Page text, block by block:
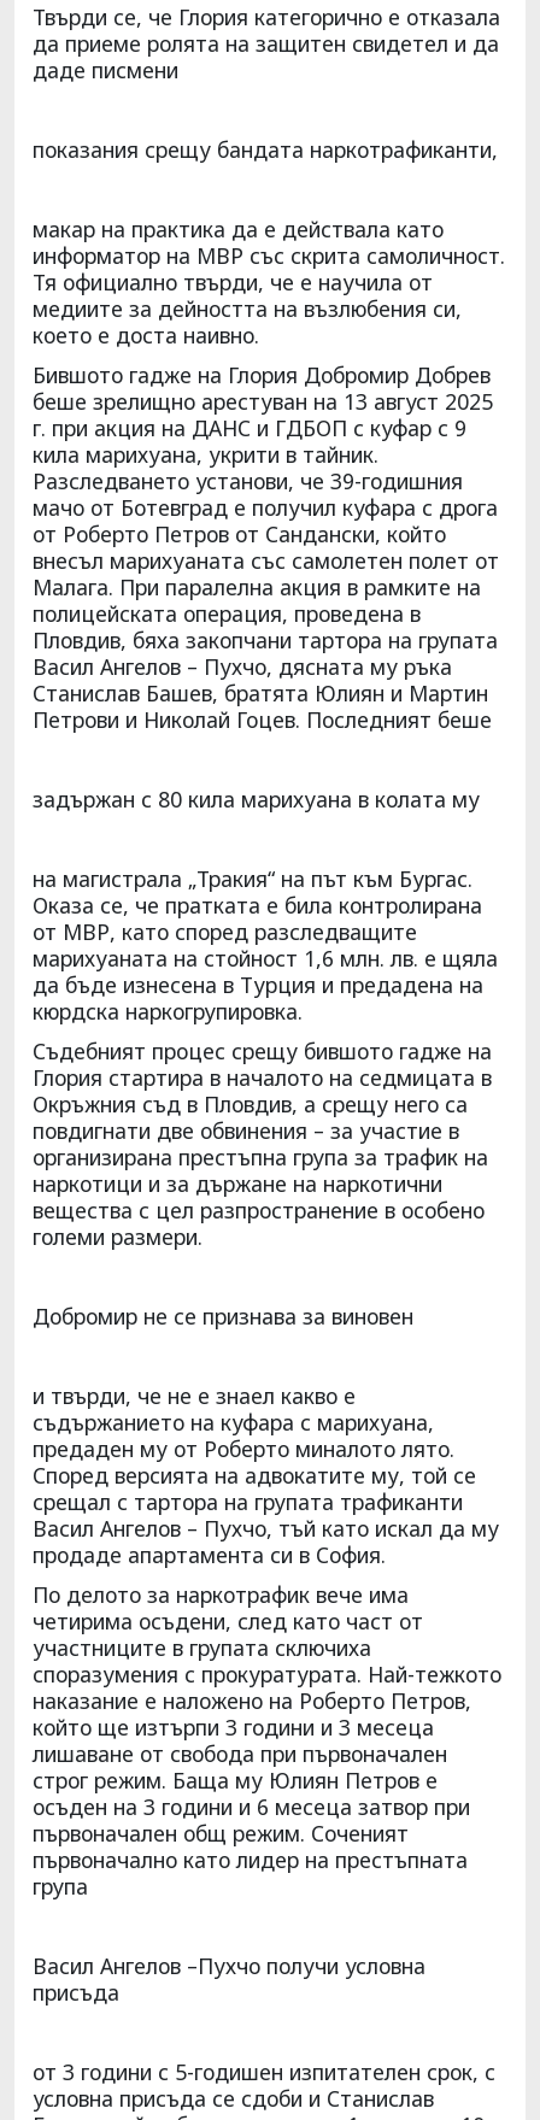
Твърди се, че Глория категорично е отказала
да приеме ролята на защитен свидетел и да
даде писмени
показания срещу бандата наркотрафиканти,
макар на практика да е действала като
информатор на МВР със скрита самоличност.
Тя официално твърди, че е научила от
медиите за дейността на възлюбения си,
което е доста наивно.
Бившото гадже на Глория Добромир Добрев
беше зрелищно арестуван на 13 август 2025
г. при акция на ДАНС и ГДБОП с куфар с 9
кила марихуана, укрити в тайник.
Разследването установи, че 39-годишния
мачо от Ботевград е получил куфара с дрога
от Роберто Петров от Сандански, който
внесъл марихуаната със самолетен полет от
Малага. При паралелна акция в рамките на
полицейската операция, проведена в
Пловдив, бяха закопчани тартора на групата
Васил Ангелов – Пухчо, дясната му ръка
Станислав Башев, братята Юлиян и Мартин
Петрови и Николай Гоцев. Последният беше
задържан с 80 кила марихуана в колата му
на магистрала „Тракия“ на път към Бургас.
Оказа се, че пратката е била контролирана
от МВР, като според разследващите
марихуаната на стойност 1,6 млн. лв. е щяла
да бъде изнесена в Турция и предадена на
кюрдска наркогрупировка.
Съдебният процес срещу бившото гадже на
Глория стартира в началото на седмицата в
Окръжния съд в Пловдив, а срещу него са
повдигнати две обвинения – за участие в
организирана престъпна група за трафик на
наркотици и за държане на наркотични
вещества с цел разпространение в особено
големи размери.
Добромир не се признава за виновен
и твърди, че не е знаел какво е
съдържанието на куфара с марихуана,
предаден му от Роберто миналото лято.
Според версията на адвокатите му, той се
срещал с тартора на групата трафиканти
Васил Ангелов – Пухчо, тъй като искал да му
продаде апартамента си в София.
По делото за наркотрафик вече има
четирима осъдени, след като част от
участниците в групата сключиха
споразумения с прокуратурата. Най-тежкото
наказание е наложено на Роберто Петров,
който ще изтърпи 3 години и 3 месеца
лишаване от свобода при първоначален
строг режим. Баща му Юлиян Петров е
осъден на 3 години и 6 месеца затвор при
първоначален общ режим. Соченият
първоначално като лидер на престъпната
група
Васил Ангелов –Пухчо получи условна
присъда
от 3 години с 5-годишен изпитателен срок, с
условна присъда се сдоби и Станислав